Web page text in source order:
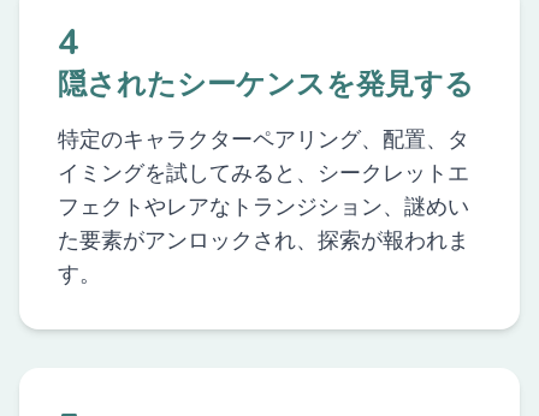
4
隠されたシーケンスを発見する
特定のキャラクターペアリング、配置、タ
イミングを試してみると、シークレットエ
フェクトやレアなトランジション、謎めい
た要素がアンロックされ、探索が報われま
す。